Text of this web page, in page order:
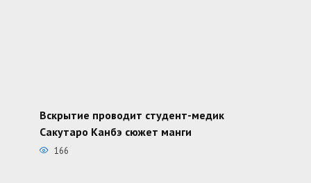
Вскрытие проводит студент-медик
Сакутаро Канбэ сюжет манги
166